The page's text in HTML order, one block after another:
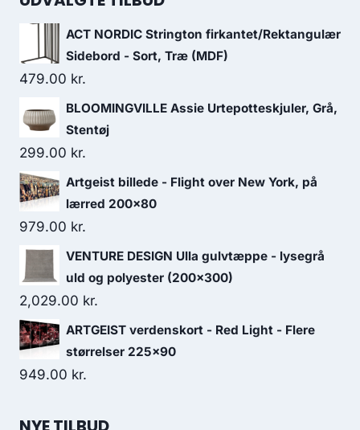
ACT NORDIC Strington firkantet/Rektangulær
Sidebord - Sort, Træ (MDF)
479.00 kr.
BLOOMINGVILLE Assie Urtepotteskjuler, Grå,
Stentøj
299.00 kr.
Artgeist billede - Flight over New York, på
lærred 200x80
979.00 kr.
VENTURE DESIGN Ulla gulvtæppe - lysegrå
uld og polyester (200x300)
2,029.00 kr.
ARTGEIST verdenskort - Red Light - Flere
størrelser 225x90
949.00 kr.